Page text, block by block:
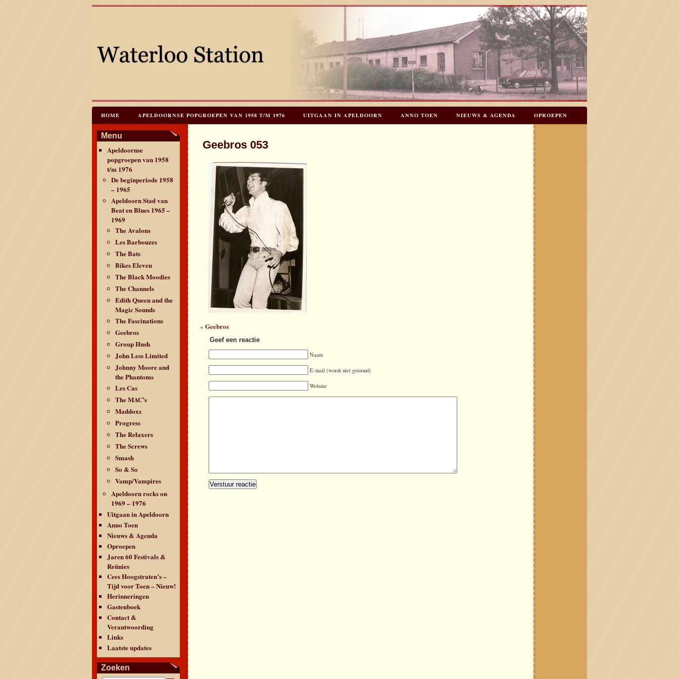
HOME APELDOORNSE POPGROEPEN VAN 1958 T/M 1976 UITGAAN IN APELDOORN ANNO TOEN NIEUWS & AGENDA OPROEPEN
JAREN 60 FESTIVALS & REÜNIES
CONTACT & VERANTWOORDING LINKS LAATSTE UPDATES
Menu
Apeldoornse
popgroepen van 1958
t/m 1976
De beginperiode 1958
– 1965
Apeldoorn Stad van
Beat en Blues 1965 –
1969
The Avalons
Les Barbouzes
The Bats
Bikes Eleven
The Black Moodies
The Channels
Edith Queen and the
Magic Sounds
The Fascinations
Geebros
Group Hush
John Less Limited
Johnny Moore and
the Phantoms
Les Cas
The MAC’s
Maddoxs
Progress
The Relaxers
The Screws
Smash
So & So
Vamp/Vampires
Apeldoorn rocks on
1969 – 1976
Uitgaan in Apeldoorn
Anno Toen
Nieuws & Agenda
Oproepen
Jaren 60 Festivals &
Reünies
Cees Hoogstraten’s –
Tijd voor Toen – Nieuw!
Herinneringen
Gastenboek
Contact &
Verantwoording
Links
Laatste updates
Zoeken
Geebros 053
«Geebros
Geef een reactie
Naam
E-mail (wordt niet getoond)
Website